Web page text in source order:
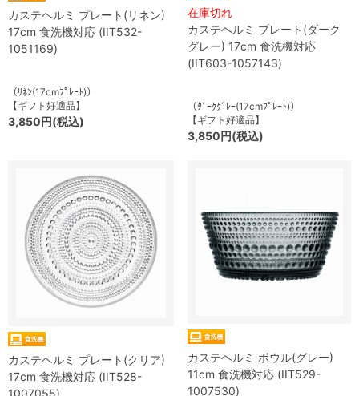
カステヘルミ プレート(リネン)
17cm 食洗機対応 (IIT532-
1051169)
（ﾘﾈﾝ(17cmﾌﾟﾚｰﾄ)）
【ギフト好適品】
3,850円(税込)
在庫切れ
カステヘルミ プレート(ダーク
グレー) 17cm 食洗機対応
(IIT603-1057143)
（ﾀﾞｰｸｸﾞﾚｰ(17cmﾌﾟﾚｰﾄ)）
【ギフト好適品】
3,850円(税込)
カステヘルミ プレート(クリア)
17cm 食洗機対応 (IIT528-
1007055)
カステヘルミ ボウル(グレー)
11cm 食洗機対応 (IIT529-
1007530)